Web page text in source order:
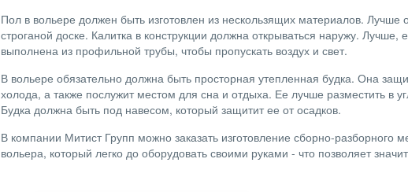
Пол в вольере должен быть изготовлен из нескользящих материалов. Лучше
строганой доске. Калитка в конструкции должна открываться наружу. Лучше,
выполнена из профильной трубы, чтобы пропускать воздух и свет.
В вольере обязательно должна быть просторная утепленная будка. Она
холода, а также послужит местом для сна и отдыха. Ее лучше разместить в
Будка должна быть под навесом, который защитит ее от осадков.
В компании Митист Групп можно заказать изготовление сборно-разборного
вольера, который легко до оборудовать своими руками - что позволяет